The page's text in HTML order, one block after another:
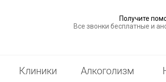
Получите
Все звонки бесплатные и
Клиники Алкоголизм